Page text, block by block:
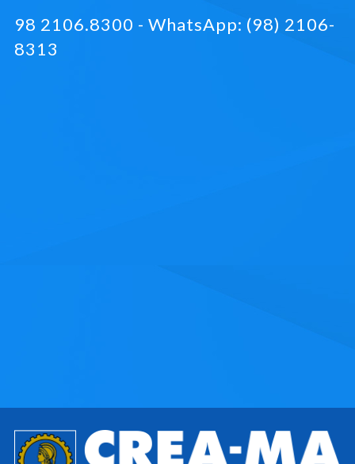
98 2106.8300 - WhatsApp: (98) 2106-
8313